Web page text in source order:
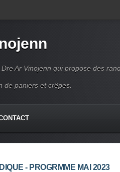
Ar Vinojenn qui propose des
de paniers et crêpes.
- PROGRMME MAI 2023